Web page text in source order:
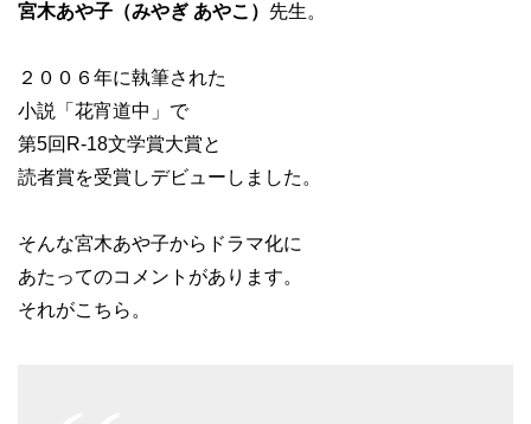
宮木あや子（みやぎ あやこ） 先生。
２００６年に執筆された
小説「花宵道中」で
第5回R-18文学賞大賞と
読者賞を受賞しデビューしました。
そんな宮木あや子からドラマ化に
あたってのコメントがあります。
それがこちら。